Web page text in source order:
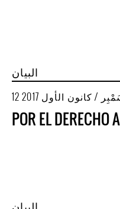
البيان
/ كانون الأول 2017
POR EL DERECHO